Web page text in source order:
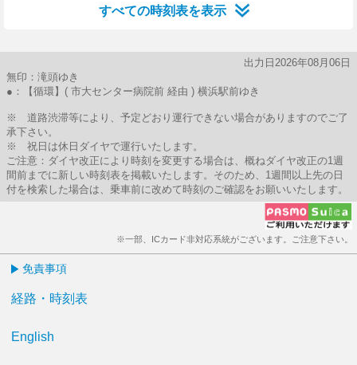
すべての時刻表を表示
出力日2026年08月06日
無印：滝頭ゆき
●：【循環】( 市大センター病院前 経由 ) 横浜駅前ゆき
※ 道路渋滞等により、予定どおり運行できない場合がありますのでご了
承下さい。
※ 祝日は休日ダイヤで運行いたします。
ご注意：ダイヤ改正により時刻を変更する場合は、概ねダイヤ改正の1週
間前までに新しい時刻表を掲載いたします。そのため、1週間以上先の日
付を検索した場合は、乗車前に改めて時刻のご確認をお願いいたします。
※一部、ICカード非対応系統がございます。ご注意下さい。
免責事項
経路・時刻表
English